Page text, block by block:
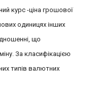
курс -ціна грошової
одиницях інших
що
За класифікацією
типів валютних